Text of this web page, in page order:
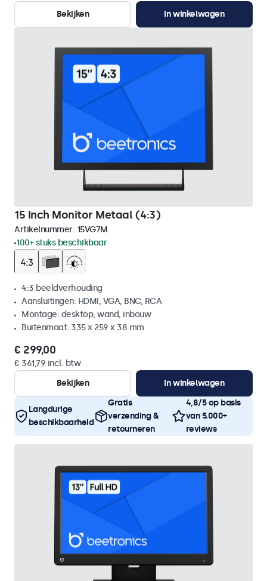
Bekijken
In winkelwagen
15 Inch Monitor Metaal (4:3)
Artikelnummer: 15VG7M
100+ stuks beschikbaar
4:3 beeldverhouding
Aansluitingen: HDMI, VGA, BNC, RCA
Montage: desktop, wand, inbouw
Buitenmaat: 335 x 259 x 38 mm
€ 299,00
€ 361,79 incl. btw
Bekijken
In winkelwagen
Langdurige
beschikbaarheid
Gratis
verzending &
retourneren
4,8/5 op basis
van 5.000+
reviews